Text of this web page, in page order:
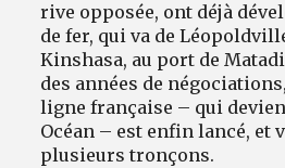
rive opposée, ont déjà
de fer, qui va de
Kinshasa, au port de
des années de
ligne française – qui
Océan – est enfin lancé, et
plusieurs tronçons.